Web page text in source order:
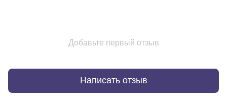
Добавьте первый отзыв
Написать отзыв